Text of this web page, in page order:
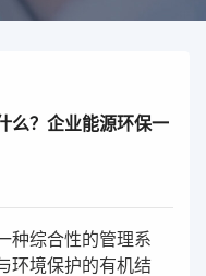
么？企业能源环保一
种综合性的管理系
环境保护的有机结